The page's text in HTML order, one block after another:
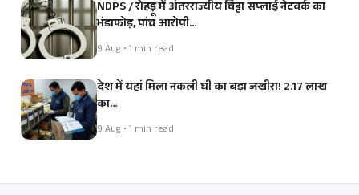
NDPS / रोहड़ू में अंतरराज्यीय चिट्टा सप्लाई नेटवर्क का
भंडाफोड़, पांच आरोपी…
9 Aug • 1 min read
देश में यहां मिला नकली घी का बड़ा जखीरा! 2.17 लाख
का…
9 Aug • 1 min read